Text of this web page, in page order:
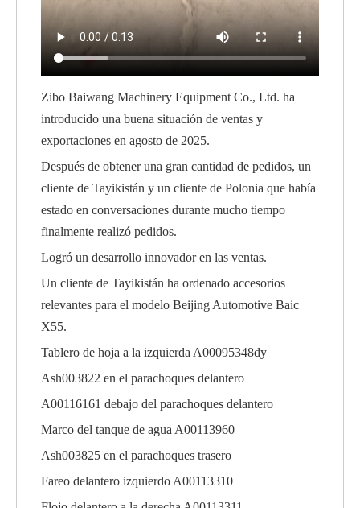
Zibo Baiwang Machinery Equipment Co., Ltd. ha
introducido una buena situación de ventas y
exportaciones en agosto de 2025.
Después de obtener una gran cantidad de pedidos, un
cliente de Tayikistán y un cliente de Polonia que había
estado en conversaciones durante mucho tiempo
finalmente realizó pedidos.
Logró un desarrollo innovador en las ventas.
Un cliente de Tayikistán ha ordenado accesorios
relevantes para el modelo Beijing Automotive Baic
X55.
Tablero de hoja a la izquierda A00095348dy
Ash003822 en el parachoques delantero
A00116161 debajo del parachoques delantero
Marco del tanque de agua A00113960
Ash003825 en el parachoques trasero
Fareo delantero izquierdo A00113310